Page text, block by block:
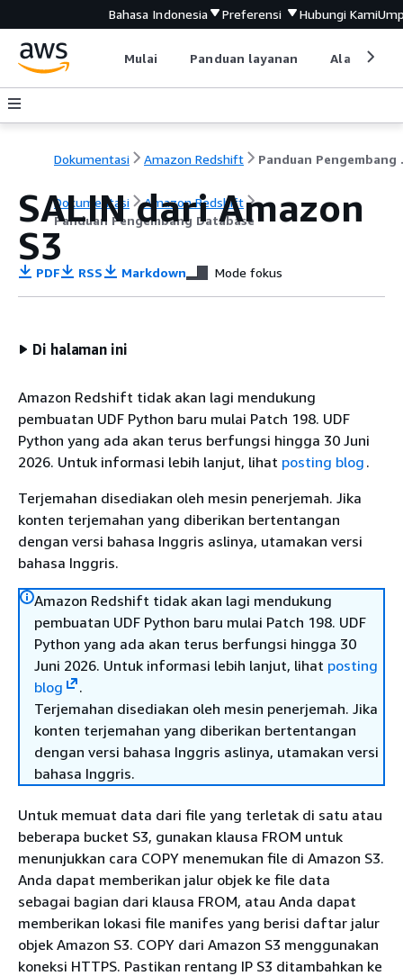
Bahasa Indonesia Preferensi Hubungi Kami
Mulai Panduan layanan Alat
Dokumentasi Amazon Redshift
Dokumentasi
Amazon Redshift
Panduan Pengembang Database
SALIN dari Amazon
S3
PDF RSS Markdown Mode fokus
Di halaman ini
Amazon Redshift tidak akan lagi mendukung
pembuatan UDF Python baru mulai Patch 198. UDF
Python yang ada akan terus berfungsi hingga 30 Juni
2026. Untuk informasi lebih lanjut, lihat posting blog .
Terjemahan disediakan oleh mesin penerjemah. Jika
konten terjemahan yang diberikan bertentangan
dengan versi bahasa Inggris aslinya, utamakan versi
bahasa Inggris.
Amazon Redshift tidak akan lagi mendukung
pembuatan UDF Python baru mulai Patch 198. UDF
Python yang ada akan terus berfungsi hingga 30
Juni 2026. Untuk informasi lebih lanjut, lihat posting
blog
.
Terjemahan disediakan oleh mesin penerjemah. Jika
konten terjemahan yang diberikan bertentangan
dengan versi bahasa Inggris aslinya, utamakan versi
bahasa Inggris.
Untuk memuat data dari file yang terletak di satu atau
beberapa bucket S3, gunakan klausa FROM untuk
menunjukkan cara COPY menemukan file di Amazon S3.
Anda dapat memberikan jalur objek ke file data
sebagai bagian dari klausa FROM, atau Anda dapat
memberikan lokasi file manifes yang berisi daftar jalur
objek Amazon S3. COPY dari Amazon S3 menggunakan
koneksi HTTPS. Pastikan rentang IP S3 ditambahkan ke